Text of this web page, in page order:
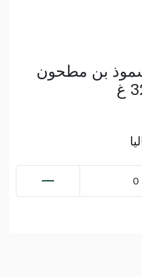
بن مطحون
0